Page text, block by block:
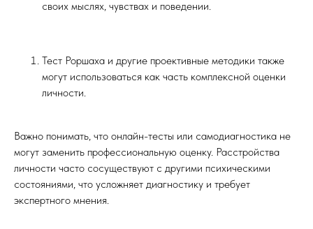
своих мыслях, чувствах и поведении.
Тест Роршаха и другие проективные методики также
могут использоваться как часть комплексной оценки
личности.
Важно понимать, что онлайн-тесты или самодиагностика не
могут заменить профессиональную оценку. Расстройства
личности часто сосуществуют с другими психическими
состояниями, что усложняет диагностику и требует
экспертного мнения.